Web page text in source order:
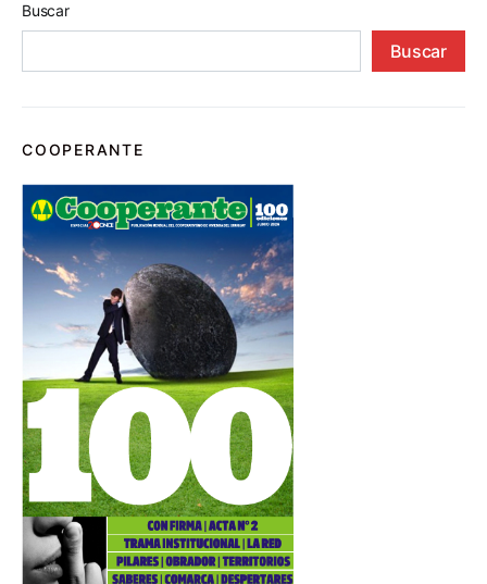
Buscar
Buscar
COOPERANTE